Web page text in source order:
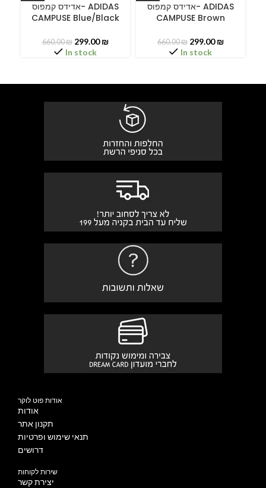
אדידס קמפוס- ADIDAS
CAMPUSE Blue/Black
660.00₪ 299.00₪
In stock
אדידס קמפוס- ADIDAS
CAMPUSE Brown
660.00₪ 299.00₪
In stock
אודות פוט לוקר
אודות
תקנון אתר
תנאי שימוש ופרטיות
דרושים
שירות לקוחות
יצירת קשר